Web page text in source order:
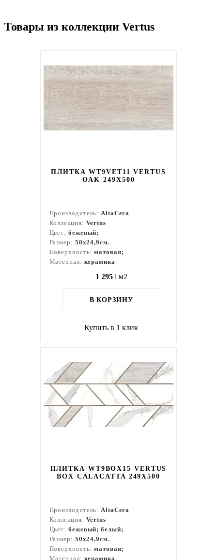
Товары из коллекции Vertus
ПЛИТКА WT9VET11 VERTUS
OAK 249X500
Производитель:AltaCera
Коллекция: Vertus
Цвет: бежевый;
Размер: 50x24,9см.
Поверхность:матовая;
Материал: керамика
1 295 i м2
В КОРЗИНУ
Купить в 1 клик
ПЛИТКА WT9BOX15 VERTUS
BOX CALACATTA 249X500
Производитель:AltaCera
Коллекция: Vertus
Цвет: бежевый; белый;
Размер: 50x24,9см.
Поверхность:матовая;
Материал: керамика